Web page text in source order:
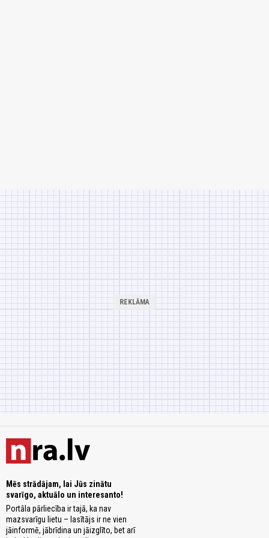
Mēs strādājam, lai Jūs zinātu
svarīgo, aktuālo un interesanto!
Portāla pārliecība ir tajā, ka nav
mazsvarīgu lietu – lasītājs ir ne vien
jāinformē, jābrīdina un jāizglīto, bet arī